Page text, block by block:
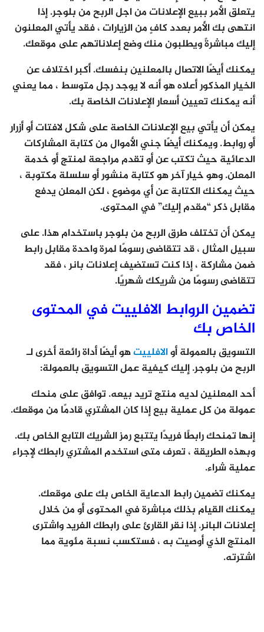
يتعلق الأمر ببيع الإعلانات من اجل الربح من بلوجر. إذا
انتهى بك الأمر بعدد كافٍ من الزيارات ، فقد يأتي المعلنون
إليك مباشرةً ويطلبون منك وضع إعلاناتهم على موقعك.
يمكنك أيضًا الاتصال بالمعلنين بنفسك. أكبر اختلاف عن
الخيار المذكور أعلاه هو أنه لا يوجد رجل متوسط ​​، مما يعني
أنه يمكنك تعيين أسعار الإعلانات الخاصة بك.
يمكن أن يأتي بيع الإعلانات الخاصة على شكل لافتات أو أزرار
أو روابط. ويمكنك أيضًا جني الأموال من كتابة المشاركات
الدعائية حيث تكتب عن أو تقدم مراجعة لمنتج أو خدمة
المعلن. وهو خيار آخر هو كتابة منشور أو سلسلة مكتوبة ،
حيث يمكنك الكتابة عن أي موضوع ، لكن المعلن يدفع
مقابل ذكر “مقدم إليك” في المحتوى.
يمكن أن تختلف طرق الربح من بلوجر باستخدام هذا. على
سبيل المثال ، قد تتقاضى رسومًا لمرة واحدة مقابل رابط
ضمن مشاركة ، إذا كنت تستضيف إعلانات بانر ، فقد
تتقاضى رسومًا من شريكك شهريًا.
تضمين الروابط الافلييت في المحتوى
الخاص بك
التسويق بالعمولة أوالافلييتهو أيضًا أداة رائعة أخرى لـ
الربح من بلوجر. إليك كيفية عمل التسويق بالعمولة:
أحد المعلنين لديه منتج تريد بيعه. توافق على منحك
عمولة من كل عملية بيع إذا كان المشتري قادمًا من موقعك.
إنها تمنحك رابطًا فريدًا يتتبع رمز الشريك التابع الخاص بك.
وبهذه الطريقة ، تعرف متى استخدم المشتري رابطك لإجراء
عملية شراء.
يمكنك تضمين رابط الدعاية الخاص بك على موقعك.
يمكنك القيام بذلك مباشرة في المحتوى أو من خلال
إعلانات البانر. إذا نقر القارئ على رابطك الفريد واشترى
المنتج الذي أوصيت به ، فستكسب نسبة مئوية مما
اشترته.